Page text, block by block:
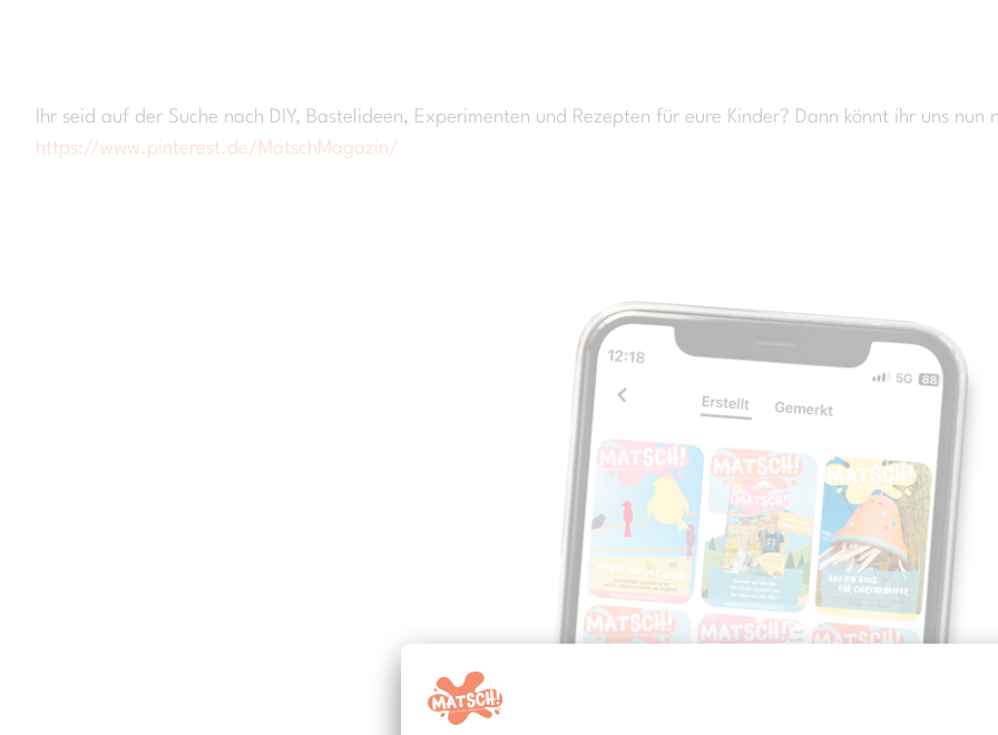
Ihr seid auf der Suche nach DIY, Bastelideen, Experimenten und Rezepten für eure Kinder? Dann könnt ihr uns
https://www.pinterest.de/MatschMagazin/